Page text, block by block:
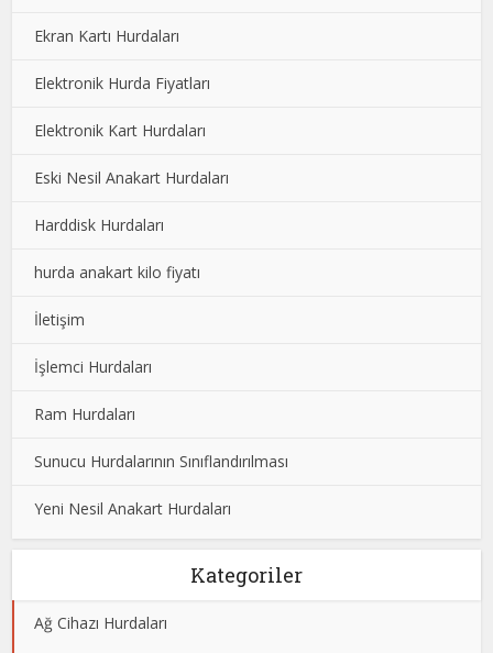
Ekran Kartı Hurdaları
Elektronik Hurda Fiyatları
Elektronik Kart Hurdaları
Eski Nesil Anakart Hurdaları
Harddisk Hurdaları
hurda anakart kilo fiyatı
İletişim
İşlemci Hurdaları
Ram Hurdaları
Sunucu Hurdalarının Sınıflandırılması
Yeni Nesil Anakart Hurdaları
Kategoriler
Ağ Cihazı Hurdaları